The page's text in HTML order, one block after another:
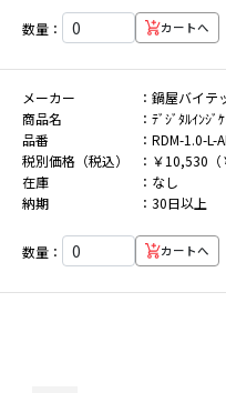
数量： カートへ
メーカー
鍋屋バイテ
商品名
ﾃﾞｼﾞﾀﾙｲﾝｼﾞ
品番
RDM-1.0-L-
税別価格（税込）
￥10,530（
在庫
なし
納期
30日以上
数量： カートへ